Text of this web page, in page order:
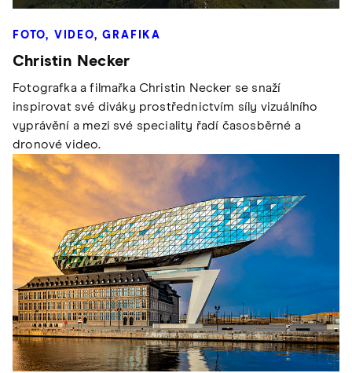
FOTO, VIDEO, GRAFIKA
Christin Necker
Fotografka a filmařka Christin Necker se snaží
inspirovat své diváky prostřednictvím síly vizuálního
vyprávění a mezi své speciality řadí časosběrné a
dronové video.